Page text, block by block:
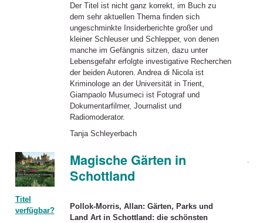
Der Titel ist nicht ganz korrekt, im Buch zu
dem sehr aktuellen Thema finden sich
ungeschminkte Insiderberichte großer und
kleiner Schleuser und Schlepper, von denen
manche im Gefängnis sitzen, dazu unter
Lebensgefahr erfolgte investigative Recherchen
der beiden Autoren. Andrea di Nicola ist
Kriminologe an der Universität in Trient,
Giampaolo Musumeci ist Fotograf und
Dokumentarfilmer, Journalist und
Radiomoderator.
Tanja Schleyerbach
Titel
verfügbar?
Magische Gärten in
Schottland
Pollok-Morris, Allan: Gärten, Parks und
Land Art in Schottland: die schönsten